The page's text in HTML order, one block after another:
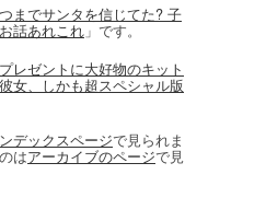
までサンタを信じてた? 子
話あれこれ 」です。
レゼントに大好物のキット
女、しかも超スペシャル版
デックスページで見られま
はアーカイブのページで見